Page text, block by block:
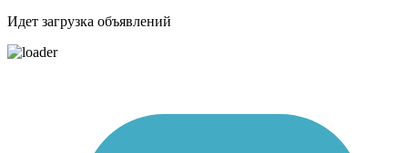
Идет загрузка объявлений